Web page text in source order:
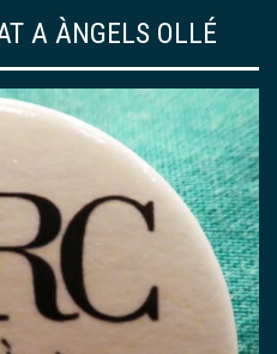
A ÀNGELS OLLÉ